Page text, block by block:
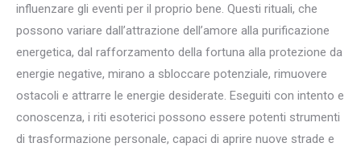
influenzare gli eventi per il proprio bene. Questi rituali, che
possono variare dall’attrazione dell’amore alla purificazione
energetica, dal rafforzamento della fortuna alla protezione da
energie negative, mirano a sbloccare potenziale, rimuovere
ostacoli e attrarre le energie desiderate. Eseguiti con intento e
conoscenza, i riti esoterici possono essere potenti strumenti
di trasformazione personale, capaci di aprire nuove strade e